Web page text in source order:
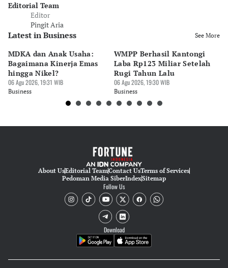
Editorial Team
Editor
Pingit Aria
Latest in Business See More
MDKA dan Anak Usaha:
Bagaimana Kinerja Emas
hingga Nikel?
06 Agu 2026, 19:31 WIB
Business
WMPP Berhasil Kantongi
Laba Rp123 Miliar Setelah
Rugi Tahun Lalu
06 Agu 2026, 19:30 WIB
Business
About UsEditorial TeamContact UsTerms of Services
Pedoman Media SiberIndexSitemap
Follow Us
Download